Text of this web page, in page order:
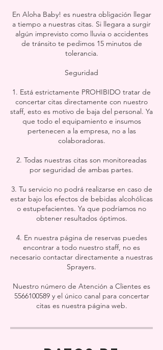
En Aloha Baby! es nuestra obligación llegar
a tiempo a nuestras citas. Si llegara a surgir
algún imprevisto como lluvia o accidentes
de tránsito te pedimos 15 minutos de
tolerancia.
Seguridad
1. Está estrictamente PROHIBIDO tratar de
concertar citas directamente con nuestro
staff, esto es motivo de baja del personal. Ya
que todo el equipamiento e insumos
pertenecen a la empresa, no a las
colaboradoras.
2. Todas nuestras citas son monitoreadas
por seguridad de ambas partes.
3. Tu servicio no podrá realizarse en caso de
estar bajo los efectos de bebidas alcohólicas
o estupefacientes. Ya que podríamos no
obtener resultados óptimos.
4. En nuestra página de reservas puedes
encontrar a todo nuestro staff, no es
necesario contactar directamente a nuestras
Sprayers.
Nuestro número de Atención a Clientes es
5566100589 y el único canal para concertar
citas es nuestra página web.